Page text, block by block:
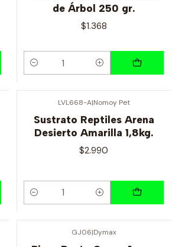
de Árbol 250 gr.
$1.368
Cantidad
LVL668-A|Nomoy Pet
Sustrato Reptiles Arena
Desierto Amarilla 1,8kg.
$2.990
Cantidad
GJ06|Dymax